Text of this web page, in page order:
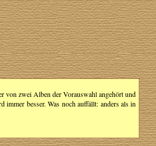
von zwei Alben der Vorauswahl angehört und
besser. Was noch auffällt: anders als in